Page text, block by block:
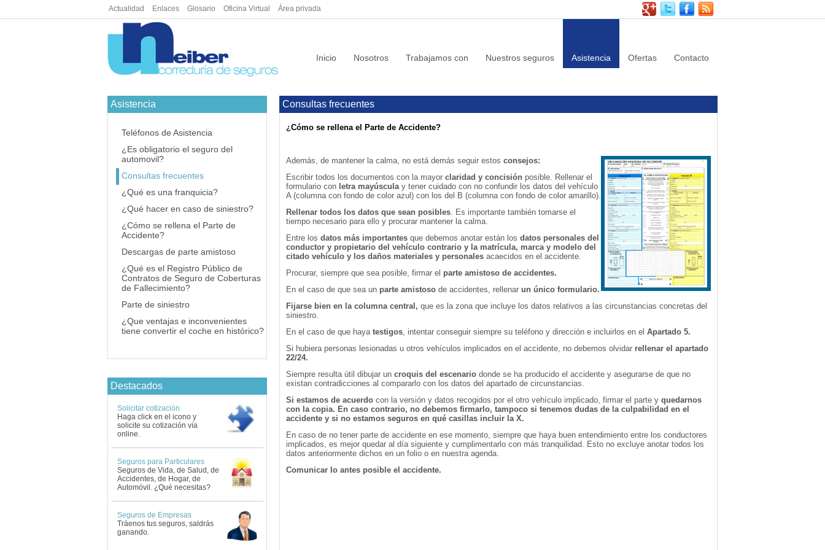
Actualidad Enlaces Glosario Oficina Virtual Área privada
Inicio Nosotros Trabajamos con Nuestros seguros Asistencia Ofertas Contacto
Asistencia
Teléfonos de Asistencia
¿Es obligatorio el seguro del
automovil?
Consultas frecuentes
¿Qué es una franquicia?
¿Qué hacer en caso de siniestro?
¿Cómo se rellena el Parte de
Accidente?
Descargas de parte amistoso
¿Qué es el Registro Público de
Contratos de Seguro de Coberturas
de Fallecimiento?
Parte de siniestro
¿Que ventajas e inconvenientes
tiene convertir el coche en histórico?
Destacados
Solicitar cotización
Haga click en el icono y
solicite su cotización vía
online.
Seguros para Particulares
Seguros de Vida, de Salud, de
Accidentes, de Hogar, de
Automóvil. ¿Qué necesitas?
Seguros de Empresas
Tráenos tus seguros, saldrás
ganando.
Consultas frecuentes
¿Cómo se rellena el Parte de Accidente?
Además, de mantener la calma, no está demás seguir estos consejos:
Escribir todos los documentos con la mayor claridad y concisión posible. Rellenar el
formulario con letra mayúscula y tener cuidado con no confundir los datos del vehículo
A (columna con fondo de color azul) con los del B (columna con fondo de color amarillo).
Rellenar todos los datos que sean posibles. Es importante también tomarse el
tiempo necesario para ello y procurar mantener la calma.
Entre los datos más importantes que debemos anotar están los datos personales del
conductor y propietario del vehículo contrario y la matrícula, marca y modelo del
citado vehículo y los daños materiales y personales acaecidos en el accidente.
Procurar, siempre que sea posible, firmar el parte amistoso de accidentes.
En el caso de que sea un parte amistoso de accidentes, rellenar un único formulario.
Fijarse bien en la columna central, que es la zona que incluye los datos relativos a las circunstancias concretas del
siniestro.
En el caso de que haya testigos, intentar conseguir siempre su teléfono y dirección e incluirlos en el Apartado 5.
Si hubiera personas lesionadas u otros vehículos implicados en el accidente, no debemos olvidar rellenar el apartado
22/24.
Siempre resulta útil dibujar un croquis del escenario donde se ha producido el accidente y asegurarse de que no
existan contradicciones al compararlo con los datos del apartado de circunstancias.
Si estamos de acuerdo con la versión y datos recogidos por el otro vehículo implicado, firmar el parte y quedarnos
con la copia. En caso contrario, no debemos firmarlo, tampoco si tenemos dudas de la culpabilidad en el
accidente y si no estamos seguros en qué casillas incluir la X.
En caso de no tener parte de accidente en ese momento, siempre que haya buen entendimiento entre los conductores
implicados, es mejor quedar al día siguiente y cumplimentarlo con más tranquilidad. Esto no excluye anotar todos los
datos anteriormente dichos en un folio o en nuestra agenda.
Comunicar lo antes posible el accidente.